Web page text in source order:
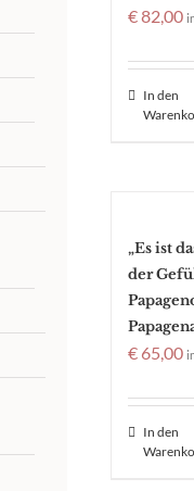
€82,00
In den
„Es ist
der
€ 65,00
In den